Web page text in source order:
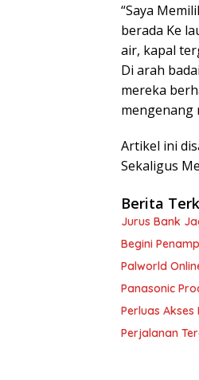
“Saya
berada Ke
air, kapal
Di arah
mereka
mengenang
Artikel ini
Sekaligus
Berita
Jurus Bank
Begini
Palworld
Panasonic
Perluas Akses
Perjalanan